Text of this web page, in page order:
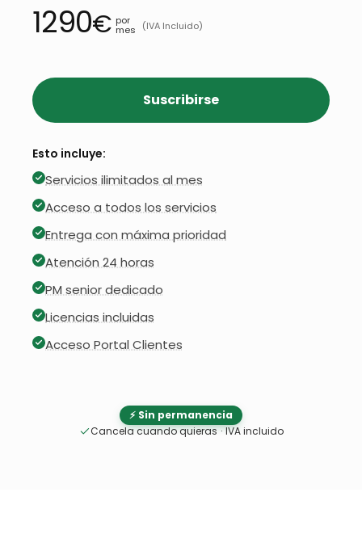
1290€ por
mes (IVA Incluido)
Suscribirse
Esto incluye:
Servicios ilimitados al mes
Acceso a todos los servicios
Entrega con máxima prioridad
Atención 24 horas
PM senior dedicado
Licencias incluidas
Acceso Portal Clientes
⚡ Sin permanencia
Cancela cuando quieras · IVA incluido